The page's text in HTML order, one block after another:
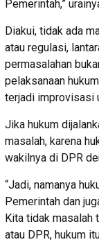
Pemerintah,”
Diakui, tidak ada
atau regulasi,
permasalahan
pelaksanaan
terjadi improvisasi
Jika hukum
masalah, karena
wakilnya di DPR
“Jadi, namanya
Pemerintah dan
Kita tidak masalah
atau DPR, hukum